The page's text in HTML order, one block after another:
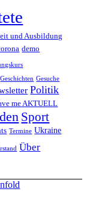
und Ausbildung
demo
Geschichten Gesuche
Politik
me AKTUELL
Sport
Termine Ukraine
Über